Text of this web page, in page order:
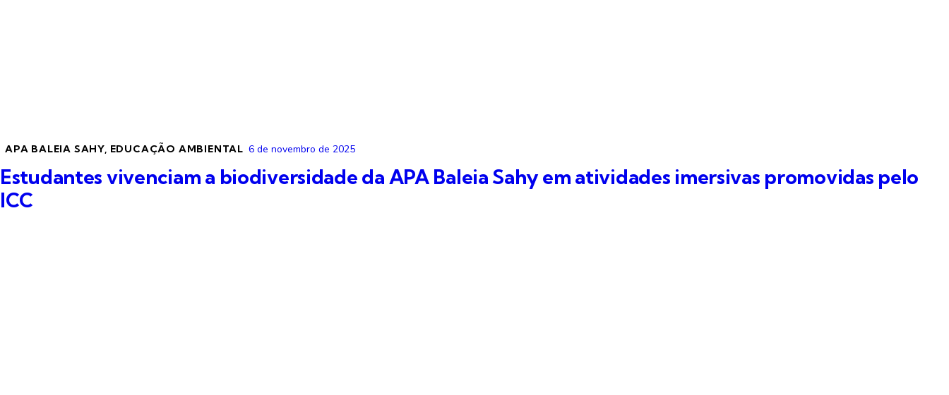
APA BALEIA SAHY EDUCAÇÃO AMBIENTAL 6 de novembro de 2025
Estudantes vivenciam a biodiversidade da APA Baleia Sahy em atividades imersivas promovidas pelo
ICC